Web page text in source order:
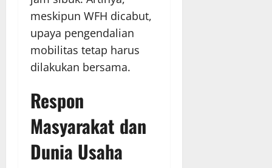
meskipun WFH dicabut,
upaya pengendalian
mobilitas tetap harus
dilakukan bersama.
Respon
Masyarakat dan
Dunia Usaha